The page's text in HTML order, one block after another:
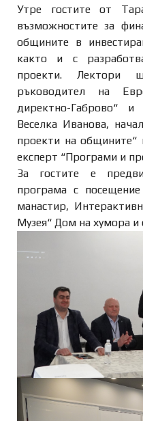
Утре гостите от
възможностите за
общините в
както и с
проекти. Лектори
ръководител на
директно-Габрово“
Веселка Иванова,
проекти на
експерт “Програми и
За гостите е
програма с
манастир,
Музея“ Дом на хумора и